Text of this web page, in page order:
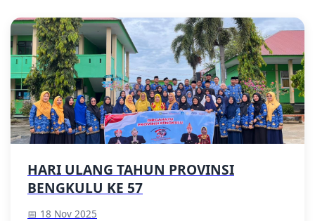
HARI ULANG TAHUN PROVINSI
BENGKULU KE 57
📅 18 Nov 2025